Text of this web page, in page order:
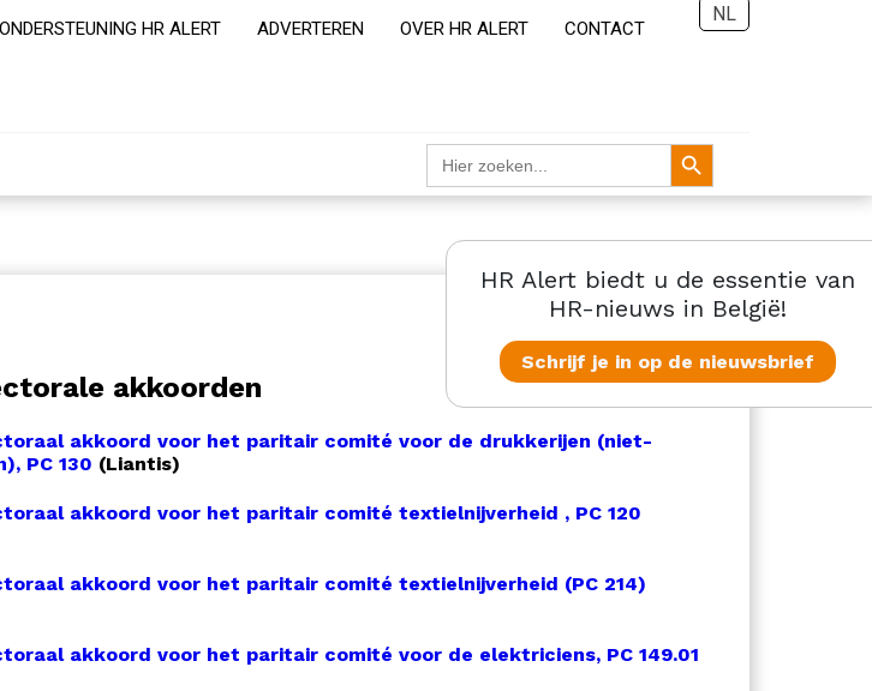
ONDERSTEUNING HR ALERT ADVERTEREN OVER HR ALERT CONTACT
NL
Zoek
naar:
Zoekknop
HR Alert biedt u de essentie van
HR-nieuws in België!
Schrijf je in op de nieuwsbrief
akkoorden
akkoord voor het paritair comité voor de drukkerijen (niet-
PC 130 (Liantis)
akkoord voor het paritair comité textielnijverheid , PC 120
akkoord voor het paritair comité textielnijverheid (PC 214)
akkoord voor het paritair comité voor de elektriciens, PC 149.01